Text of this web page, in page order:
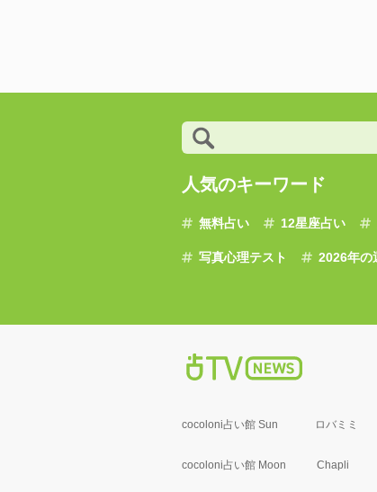
人気のキーワード
無料占い 12星座占い
写真心理テスト 2026年の
cocoloni占い館 Sun ロバミミ
cocoloni占い館 Moon Chapli